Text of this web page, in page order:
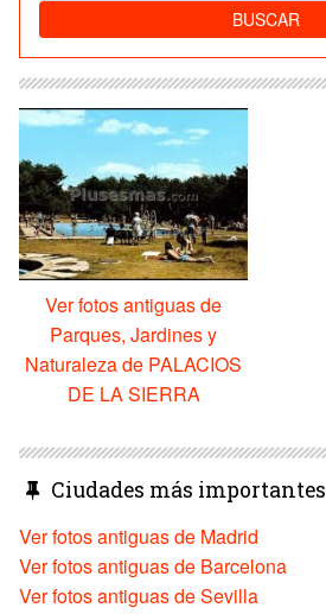
BUSCAR
Ver fotos antiguas de
Parques, Jardines y
Naturaleza de PALACIOS
DE LA SIERRA
Ciudades más importantes
Ver fotos antiguas de Madrid
Ver fotos antiguas de Barcelona
Ver fotos antiguas de Sevilla